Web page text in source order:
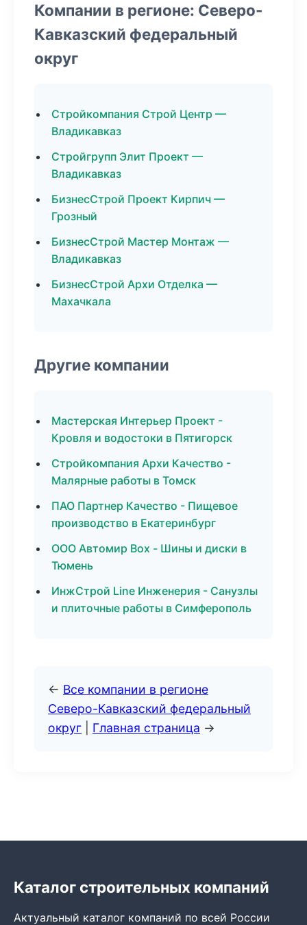
Компании в регионе: Северо-
Кавказский федеральный
округ
Стройкомпания Строй Центр —
Владикавказ
Стройгрупп Элит Проект —
Владикавказ
БизнесСтрой Проект Кирпич —
Грозный
БизнесСтрой Мастер Монтаж —
Владикавказ
БизнесСтрой Архи Отделка —
Махачкала
Другие компании
Мастерская Интерьер Проект -
Кровля и водостоки в Пятигорск
Стройкомпания Архи Качество -
Малярные работы в Томск
ПАО Партнер Качество - Пищевое
производство в Екатеринбург
ООО Автомир Box - Шины и диски в
Тюмень
ИнжСтрой Line Инженерия - Санузлы
и плиточные работы в Симферополь
← Все компании в регионе
Северо-Кавказский федеральный
округ
Главная страница →
Каталог строительных компаний
Актуальный каталог компаний по всей России